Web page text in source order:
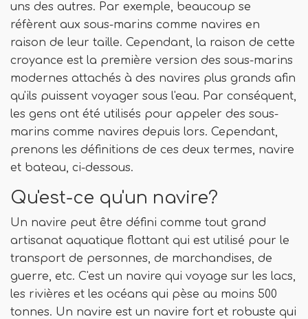
uns des autres. Par exemple, beaucoup se
réfèrent aux sous-marins comme navires en
raison de leur taille. Cependant, la raison de cette
croyance est la première version des sous-marins
modernes attachés à des navires plus grands afin
qu'ils puissent voyager sous l'eau. Par conséquent,
les gens ont été utilisés pour appeler des sous-
marins comme navires depuis lors. Cependant,
prenons les définitions de ces deux termes, navire
et bateau, ci-dessous.
Qu'est-ce qu'un navire?
Un navire peut être défini comme tout grand
artisanat aquatique flottant qui est utilisé pour le
transport de personnes, de marchandises, de
guerre, etc. C'est un navire qui voyage sur les lacs,
les rivières et les océans qui pèse au moins 500
tonnes. Un navire est un navire fort et robuste qui